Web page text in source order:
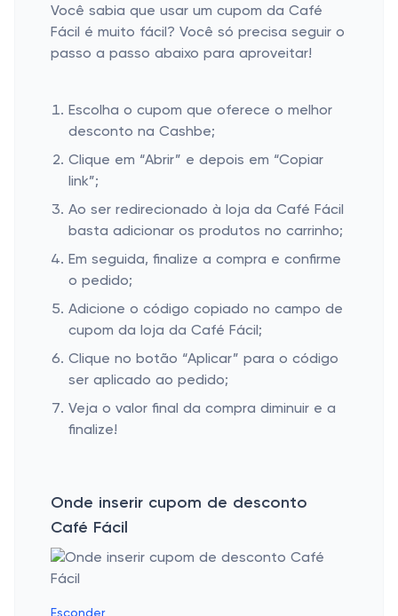
Você sabia que usar um cupom da Café
Fácil é muito fácil? Você só precisa seguir o
passo a passo abaixo para aproveitar!
Escolha o cupom que oferece o melhor
desconto na Cashbe;
Clique em “Abrir” e depois em “Copiar
link”;
Ao ser redirecionado à loja da Café Fácil
basta adicionar os produtos no carrinho;
Em seguida, finalize a compra e confirme
o pedido;
Adicione o código copiado no campo de
cupom da loja da Café Fácil;
Clique no botão “Aplicar” para o código
ser aplicado ao pedido;
Veja o valor final da compra diminuir e a
finalize!
Onde inserir cupom de desconto
Café Fácil
Esconder